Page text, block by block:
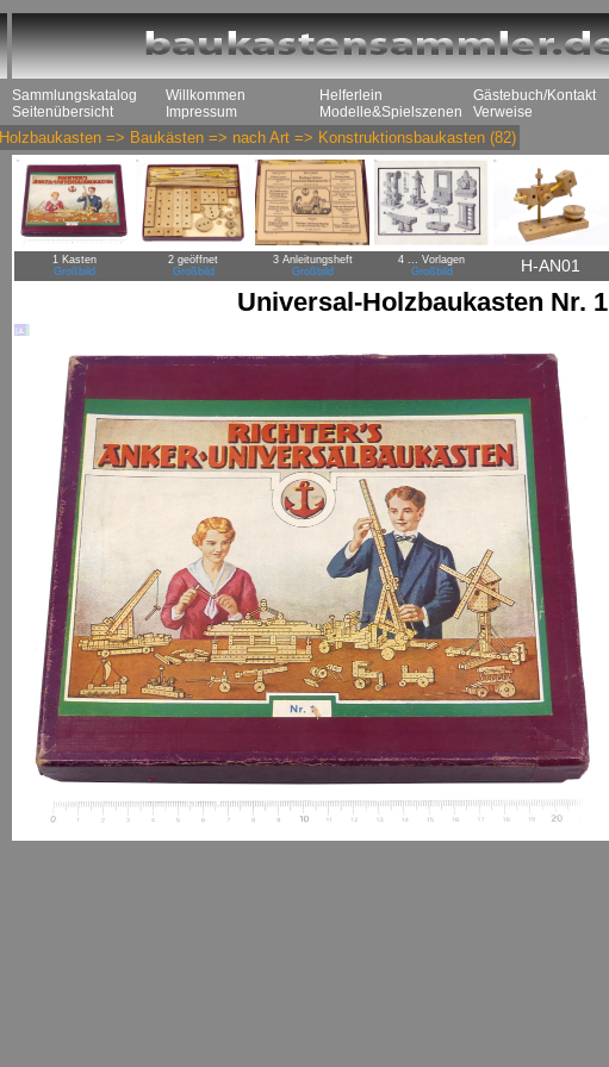
Sammlungskatalog
Seitenübersicht
Willkommen
Impressum
Helferlein
Modelle&Spielszenen
Gästebuch/Kontakt
Verweise
Holzbaukasten => Baukästen => nach Art => Konstruktionsbaukasten (82)
1 Kasten
Großbild
2 geöffnet
Großbild
3 Anleitungsheft
Großbild
4 ... Vorlagen
Großbild
H-AN01
Universal-Holzbaukasten Nr. 1